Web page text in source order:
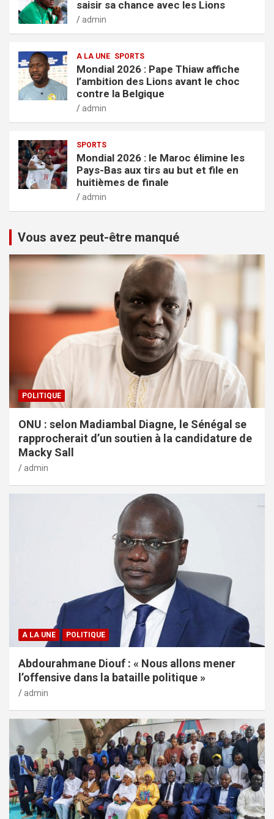
saisir sa chance avec les Lions
admin
A LA UNE SPORTS
Mondial 2026 : Pape Thiaw affiche
l’ambition des Lions avant le choc
contre la Belgique
admin
SPORTS
Mondial 2026 : le Maroc élimine les
Pays-Bas aux tirs au but et file en
huitièmes de finale
admin
Vous avez peut-être manqué
POLITIQUE
ONU : selon Madiambal Diagne, le Sénégal se
rapprocherait d’un soutien à la candidature de
Macky Sall
admin
A LA UNE POLITIQUE
Abdourahmane Diouf : « Nous allons mener
l’offensive dans la bataille politique »
admin